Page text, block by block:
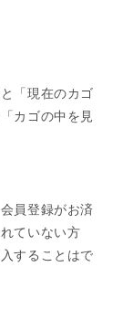
「現在のカゴ
カゴの中を見
員登録がお済
ていない方
することはで